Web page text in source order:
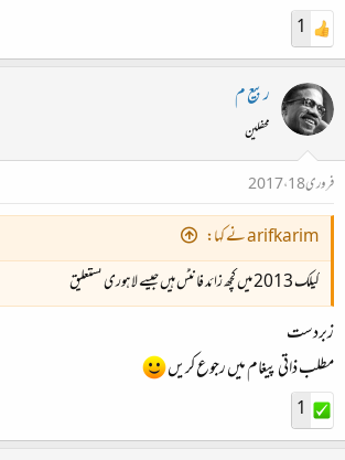
1
ربیع م
محفلین
فروری 18، 2017
arifkarim نے کہا:
کیلک 2013 میں کچھ زائد فانٹس ہیں جیسے لاہوری نستعلیق
زبردست
مطلب ذاتی پیغام میں رجوع کریں
1